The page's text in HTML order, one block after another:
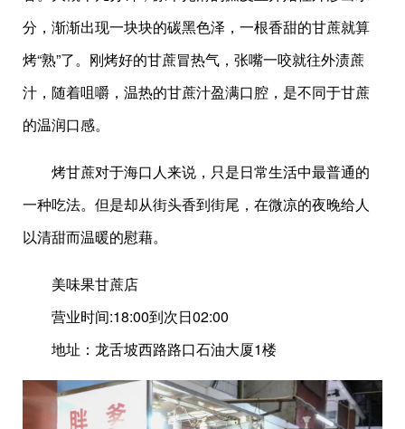
分，渐渐出现一块块的碳黑色泽，一根香甜的甘蔗就算
烤“熟”了。刚烤好的甘蔗冒热气，张嘴一咬就往外渍蔗
汁，随着咀嚼，温热的甘蔗汁盈满口腔，是不同于甘蔗
的温润口感。
烤甘蔗对于海口人来说，只是日常生活中最普通的
一种吃法。但是却从街头香到街尾，在微凉的夜晚给人
以清甜而温暖的慰藉。
美味果甘蔗店
营业时间:18:00到次日02:00
地址：龙舌坡西路路口石油大厦1楼